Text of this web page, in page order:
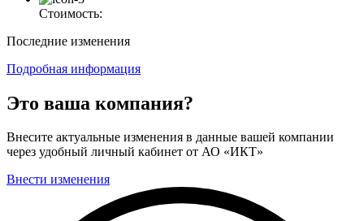
Стоимость:
Последние изменения
Подробная информация
Это ваша компания?
Внесите актуальные изменения в данные вашей компании
через удобный личный кабинет от АО «ИКТ»
Внести изменения